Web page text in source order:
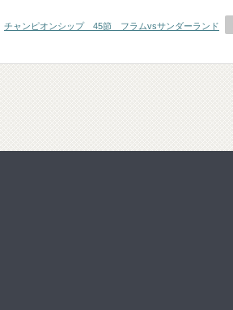
チャンピオンシップ 45節 フラムvsサンダーランド